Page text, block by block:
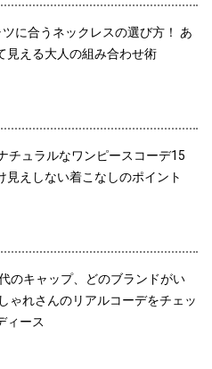
に合うネックレスの選び方！ あ
見える大人の組み合わせ術
チュラルなワンピースコーデ15
見えしない着こなしのポイント
のキャップ、どのブランドがい
ゃれさんのリアルコーデをチェッ
ィース